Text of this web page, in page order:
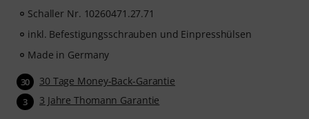
Schaller Nr. 10260471.27.71
inkl. Befestigungsschrauben und Einpresshülsen
Made in Germany
30 30 Tage Money-Back-Garantie
3 3 Jahre Thomann Garantie